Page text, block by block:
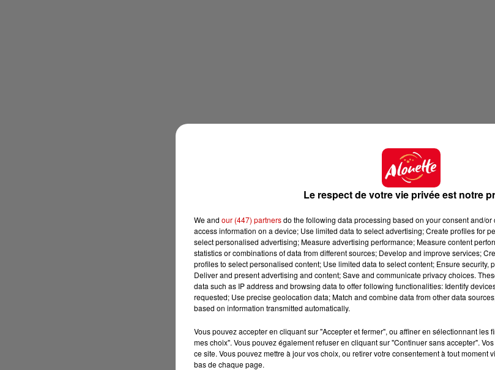
Le respect de votre vie privée est notre
We and our (447) partnersdo the following data processing based on your consent and/
access information on a device; Use limited data to select advertising; Create profiles for
select personalised advertising; Measure advertising performance; Measure content
statistics or combinations of data from different sources; Develop and improve services;
profiles to select personalised content; Use limited data to select content; Ensure security,
Deliver and present advertising and content; Save and communicate privacy choices.
data such as IP address and browsing data to offer following functionalities: Identify
requested; Use precise geolocation data; Match and combine data from other data
based on information transmitted automatically.
Vous pouvez accepter en cliquant sur "Accepter et fermer", ou affiner en sélectionnant les
mes choix". Vous pouvez également refuser en cliquant sur "Continuer sans accepter".
ce site. Vous pouvez mettre à jour vos choix, ou retirer votre consentement à tout moment
bas de chaque page.